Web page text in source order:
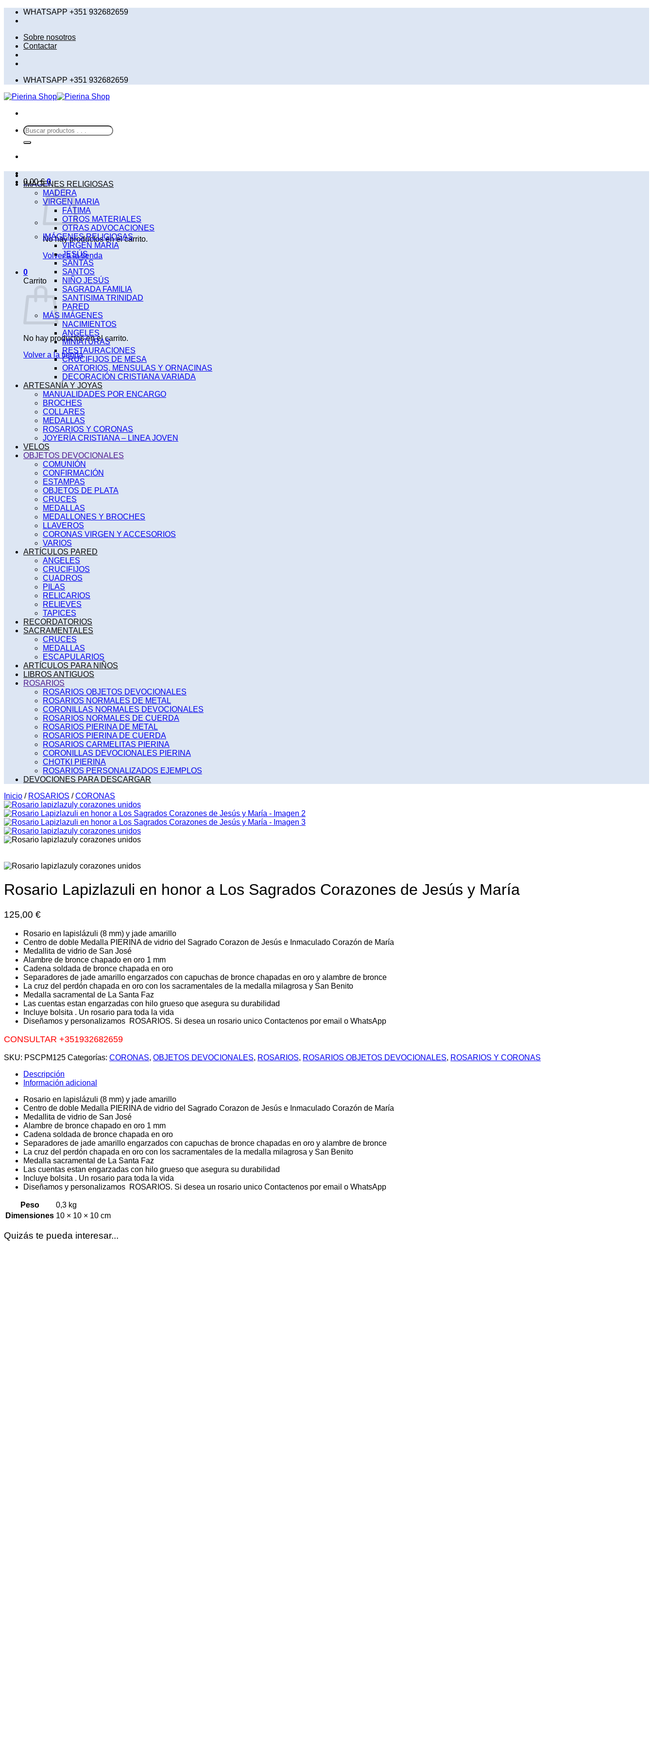
SaltarWHATSAPP +351 932682659
Sobre nosotros
Contactar
WHATSAPP +351 932682659
Buscar
por:
0,00€ 0
No hay productos en el carrito.
Volver a la tienda
0
Carrito
No hay productos en el carrito.
Volver a la tienda
IMÁGENES RELIGIOSAS
MADERA
VIRGEN MARIA
FÁTIMA
OTROS MATERIALES
OTRAS ADVOCACIONES
IMÁGENES RELIGIOSAS
VIRGEN MARIA
JESÚS
SANTAS
SANTOS
NIÑO JESÚS
SAGRADA FAMILIA
SANTISIMA TRINIDAD
PARED
MÁS IMÁGENES
NACIMIENTOS
ANGELES
MINIATURAS
RESTAURACIONES
CRUCIFIJOS DE MESA
ORATORIOS, MENSULAS Y ORNACINAS
DECORACIÓN CRISTIANA VARIADA
ARTESANÍA Y JOYAS
MANUALIDADES POR ENCARGO
BROCHES
COLLARES
MEDALLAS
ROSARIOS Y CORONAS
JOYERÍA CRISTIANA – LINEA JOVEN
VELOS
OBJETOS DEVOCIONALES
COMUNIÓN
CONFIRMACIÓN
ESTAMPAS
OBJETOS DE PLATA
CRUCES
MEDALLAS
MEDALLONES Y BROCHES
LLAVEROS
CORONAS VIRGEN Y ACCESORIOS
VARIOS
ARTÍCULOS PARED
ANGELES
CRUCIFIJOS
CUADROS
PILAS
RELICARIOS
RELIEVES
TAPICES
RECORDATORIOS
SACRAMENTALES
CRUCES
MEDALLAS
ESCAPULARIOS
ARTÍCULOS PARA NIÑOS
LIBROS ANTIGUOS
ROSARIOS
ROSARIOS OBJETOS DEVOCIONALES
ROSARIOS NORMALES DE METAL
CORONILLAS NORMALES DEVOCIONALES
ROSARIOS NORMALES DE CUERDA
ROSARIOS PIERINA DE METAL
ROSARIOS PIERINA DE CUERDA
ROSARIOS CARMELITAS PIERINA
CORONILLAS DEVOCIONALES PIERINA
CHOTKI PIERINA
ROSARIOS PERSONALIZADOS EJEMPLOS
DEVOCIONES PARA DESCARGAR
Inicio / ROSARIOS / CORONAS
Rosario Lapizlazuli en honor a Los Sagrados Corazones de Jesús y María
125,00 €
Rosario en lapislázuli (8 mm) y jade amarillo
Centro de doble Medalla PIERINA de vidrio del Sagrado Corazon de Jesús e Inmaculado Corazón de María
Medallita de vidrio de San José
Alambre de bronce chapado en oro 1 mm
Cadena soldada de bronce chapada en oro
Separadores de jade amarillo engarzados con capuchas de bronce chapadas en oro y alambre de bronce
La cruz del perdón chapada en oro con los sacramentales de la medalla milagrosa y San Benito
Medalla sacramental de La Santa Faz
Las cuentas estan engarzadas con hilo grueso que asegura su durabilidad
Incluye bolsita . Un rosario para toda la vida
Diseñamos y personalizamos ROSARIOS. Si desea un rosario unico Contactenos por email o WhatsApp
CONSULTAR +351932682659
SKU: PSCPM125 Categorías: CORONAS, OBJETOS DEVOCIONALES, ROSARIOS, ROSARIOS OBJETOS DEVOCIONALES, ROSARIOS Y CORONAS
Descripción
Información adicional
Rosario en lapislázuli (8 mm) y jade amarillo
Centro de doble Medalla PIERINA de vidrio del Sagrado Corazon de Jesús e Inmaculado Corazón de María
Medallita de vidrio de San José
Alambre de bronce chapado en oro 1 mm
Cadena soldada de bronce chapada en oro
Separadores de jade amarillo engarzados con capuchas de bronce chapadas en oro y alambre de bronce
La cruz del perdón chapada en oro con los sacramentales de la medalla milagrosa y San Benito
Medalla sacramental de La Santa Faz
Las cuentas estan engarzadas con hilo grueso que asegura su durabilidad
Incluye bolsita . Un rosario para toda la vida
Diseñamos y personalizamos ROSARIOS. Si desea un rosario unico Contactenos por email o WhatsApp
Peso
0,3 kg
Dimensiones 10 × 10 × 10 cm
Quizás te pueda interesar...